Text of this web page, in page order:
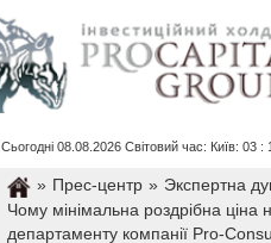
Сьогодні 08.08.2026 Світовий час: Київ:
» Прес-центр » Экспертна
Чому мінімальна роздрібна ціна
департаменту компанії Pro-